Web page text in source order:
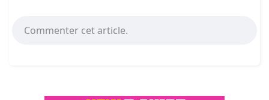
Commenter cet article.